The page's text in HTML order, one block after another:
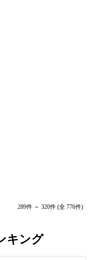
289件 ～ 320件 (全 776件)
キング